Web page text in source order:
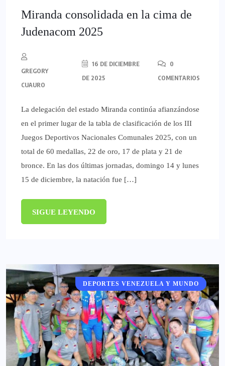
Miranda consolidada en la cima de
Judenacom 2025
GREGORY
CUAURO
16 DE DICIEMBRE
DE 2025
0
COMENTARIOS
La delegación del estado Miranda continúa afianzándose
en el primer lugar de la tabla de clasificación de los III
Juegos Deportivos Nacionales Comunales 2025, con un
total de 60 medallas, 22 de oro, 17 de plata y 21 de
bronce. En las dos últimas jornadas, domingo 14 y lunes
15 de diciembre, la natación fue […]
SIGUE LEYENDO
DEPORTES
DEPORTES VENEZUELA Y MUNDO